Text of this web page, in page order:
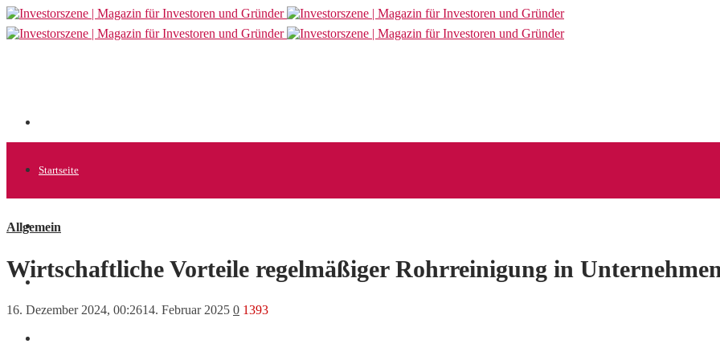
Startseite
Allgemein
Allgemein
Wirtschaftliche Vorteile regelmäßiger Rohrreinigung in
16. Dezember 2024, 00:2614. Februar 2025 0 1393